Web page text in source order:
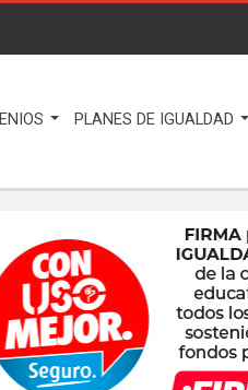
PLANES DE IGUALDAD